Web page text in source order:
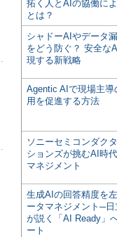
拓く人とAIの協働に
とは？
シャドーAIやデータ
をどう防ぐ？ 安全な
現する新戦略
Agentic AIで現場主導
用を促進する方法
ソニーセミコンダク
ションズが挑むAI時
マネジメント
生成AIの回答精度を
ータマネジメント─
が説く「AI Ready」
ート